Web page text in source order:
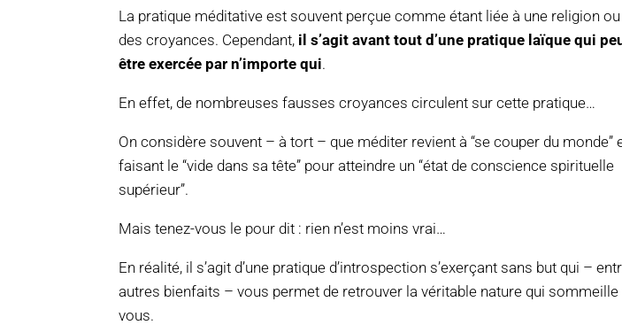
La pratique méditative est souvent perçue comme étant liée à une religion ou
des croyances. Cependant, il s’agit avant tout d’une pratique laïque qui
être exercée par n’importe qui.
En effet, de nombreuses fausses croyances circulent sur cette pratique…
On considère souvent – à tort – que méditer revient à “se couper du monde”
faisant le “vide dans sa tête” pour atteindre un “état de conscience spirituelle
supérieur”.
Mais tenez-vous le pour dit : rien n’est moins vrai…
En réalité, il s’agit d’une pratique d’introspection s’exerçant sans but qui –
autres bienfaits – vous permet de retrouver la véritable nature qui sommeille
vous.